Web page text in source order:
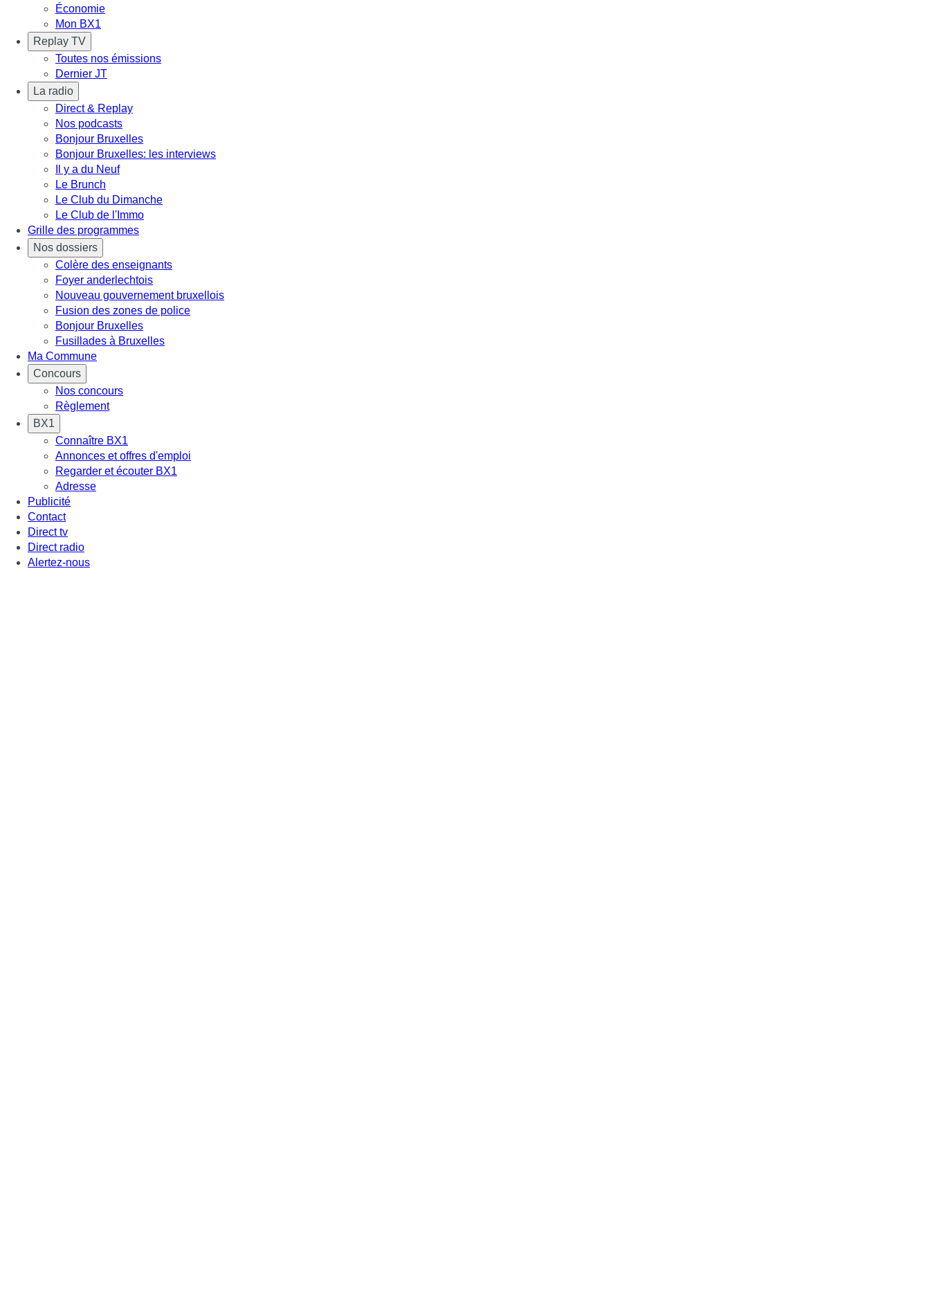
Économie
Mon BX1
Replay TV
Toutes nos émissions
Dernier JT
La radio
Direct & Replay
Nos podcasts
Bonjour Bruxelles
Bonjour Bruxelles: les interviews
Il y a du Neuf
Le Brunch
Le Club du Dimanche
Le Club de l'Immo
Grille des programmes
Nos dossiers
Colère des enseignants
Foyer anderlechtois
Nouveau gouvernement bruxellois
Fusion des zones de police
Bonjour Bruxelles
Fusillades à Bruxelles
Ma Commune
Concours
Nos concours
Règlement
BX1
Connaître BX1
Annonces et offres d'emploi
Regarder et écouter BX1
Adresse
Publicité
Contact
Direct tv
Direct radio
Alertez-nous